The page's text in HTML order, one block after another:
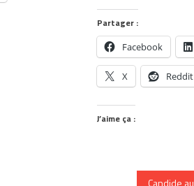
Partager :
Facebook
X Reddit
J’aime ça :